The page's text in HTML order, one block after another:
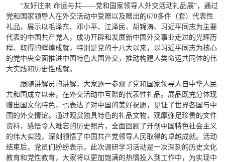
“友好往来 命运与共——党和国家领导人外交活动礼品展”，通过
党和国家领导人在外交活动中受赠以及赠出的670多件（套）代表性
礼品，展示以毛泽东、邓小平、江泽民、胡锦涛、习近平同志为主要
代表的中国共产党人，成功开辟和发展新中国外交事业走过的光辉历
程、取得的辉煌成就，特别是党的十八大以来，以习近平同志为核心
的党中央全面推进中国特色大国外交，推动构建人类命运共同体的伟
大实践和历史性成就。
跟随讲解员的讲解，大家逐一参观了党和国家领导人自中华人民
共和国成立以来，在外交活动中互赠的代表性礼品。展品既充分体现
赠出国文化特色，也表达了对中国的美好祝愿，见证了世界各国与中
国的外交情谊。通过观赏独具特色的礼品文物，观摩弥足珍贵的文件
资料，感悟令人难忘的历史照片，全面回顾了开创中国特色社会主义
的伟大实践，深刻领悟了中国共产党领导人民取得的卓越成就。活动
结束后，党员们纷纷表示，此次调研学习活动是一次深刻的历史文化
教育和党性教育，大家将以更加饱满的热情投入到工作中，为实现中